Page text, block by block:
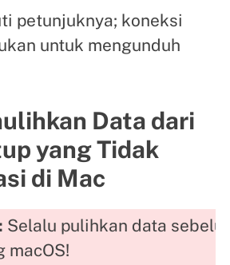
petunjuknya; koneksi
untuk mengunduh
Data dari
yang Tidak
di Mac
Selalu pulihkan data
macOS!